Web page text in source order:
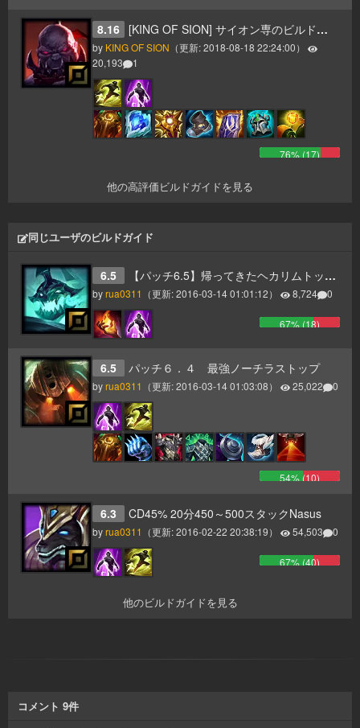
8.16 [KING OF SION] サイオン専のビルド情報 【プラチナ】
by KING OF SION （更新:2018-08-18 22:24:00）
20,193
1
76% (17)
他の高評価ビルドガイドを見る
同じユーザのビルドガイド
6.5 【パッチ6.5】帰ってきたヘカリムトップ【op】
byrua0311 （更新:2016-03-14 01:01:12） 8,724 0
67% (18)
6.5 パッチ６．４ 最強ノーチラストップ
byrua0311 （更新:2016-03-14 01:03:08） 25,022 0
54% (10)
6.3 CD45% 20分450～500スタックNasus
byrua0311 （更新:2016-02-22 20:38:19） 54,503 0
67% (40)
他のビルドガイドを見る
コメント 9件